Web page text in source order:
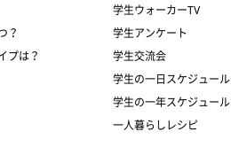
？
プは？
学生ウォーカーTV
学生アンケート
学生交流会
学生の一日スケジュール
学生の一年スケジュール
一人暮らしレシピ